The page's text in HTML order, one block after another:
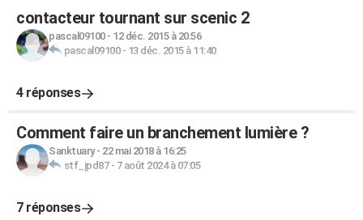
contacteur tournant sur scenic 2
pascal09100- 12 déc. 2015 à 20:56
pascal09100- 13 déc. 2015 à 11:40
4 réponses
Comment faire un branchement lumière ?
Sanktuary- 22 mai 2018 à 16:25
stf_jpd87- 7 août 2024 à 07:05
7 réponses